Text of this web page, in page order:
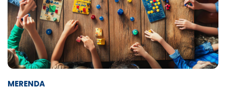
MERENDA